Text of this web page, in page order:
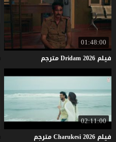
01:48:00
فيلم Dridam2026 مترجم
02:11:00
فيلم Charukesi2026 مترجم